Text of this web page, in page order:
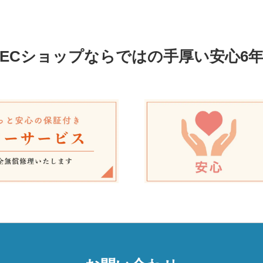
ショップならではの手厚い安心6